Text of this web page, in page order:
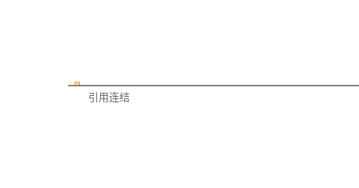
引用连结